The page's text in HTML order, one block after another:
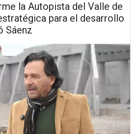
la Autopista del Valle de
para el desarrollo
Sáenz